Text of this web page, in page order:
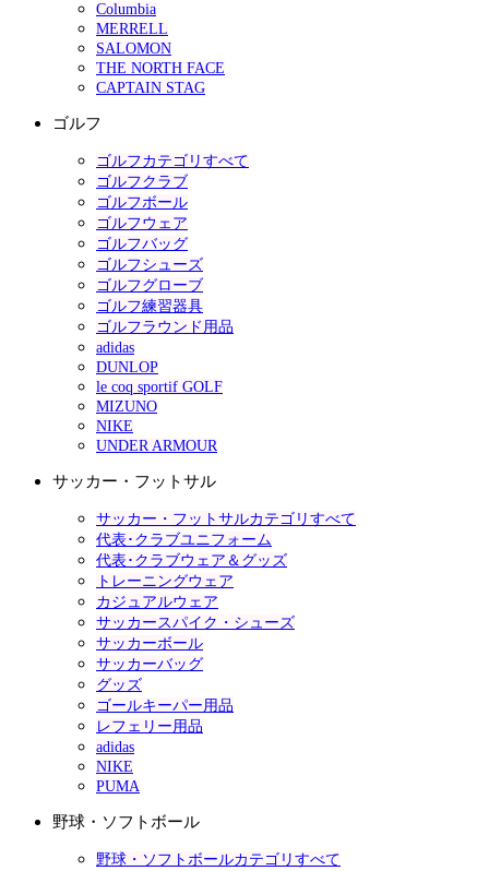
Columbia
MERRELL
SALOMON
THE NORTH FACE
CAPTAIN STAG
ゴルフ
ゴルフカテゴリすべて
ゴルフクラブ
ゴルフボール
ゴルフウェア
ゴルフバッグ
ゴルフシューズ
ゴルフグローブ
ゴルフ練習器具
ゴルフラウンド用品
adidas
DUNLOP
le coq sportif GOLF
MIZUNO
NIKE
UNDER ARMOUR
サッカー・フットサル
サッカー・フットサルカテゴリすべて
代表･クラブユニフォーム
代表･クラブウェア＆グッズ
トレーニングウェア
カジュアルウェア
サッカースパイク・シューズ
サッカーボール
サッカーバッグ
グッズ
ゴールキーパー用品
レフェリー用品
adidas
NIKE
PUMA
野球・ソフトボール
野球・ソフトボールカテゴリすべて